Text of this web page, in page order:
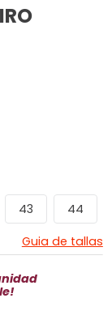
43
44
Guia de tallas